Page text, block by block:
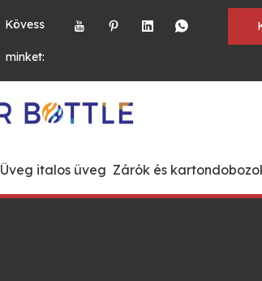
Kövess
minket:
Üveg italos üveg Zárók és